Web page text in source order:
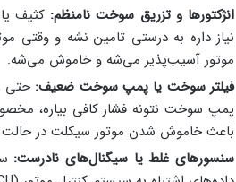
انژکتورها و تزریق سوخت نامنظم: کثیف
موتور آسیب‌پذیر می‌شه و خاموش می‌شه.
فیلتر سوخت یا پمپ سوخت ضعیف: حتی
پمپ سوخت نتونه فشار کافی بیاره،
باعث خاموش شدن موتور سیکلت در
سنسورهای غلط یا سیگنال‌های نادرست: